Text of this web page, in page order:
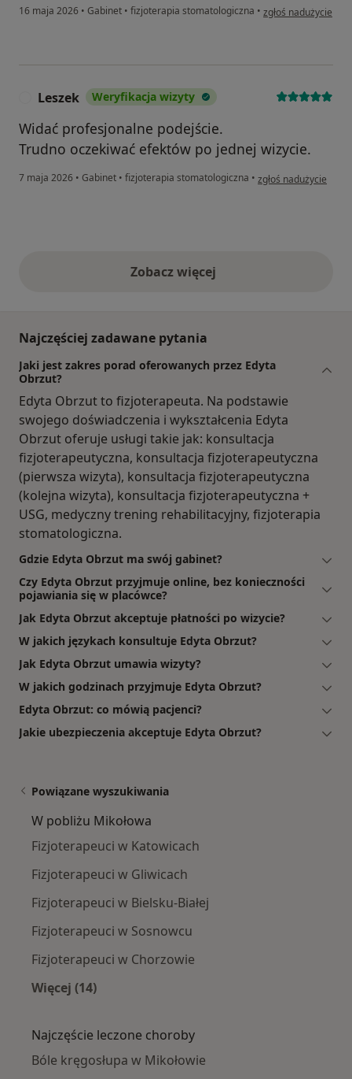
16 maja 2026 • Gabinet • fizjoterapia stomatologiczna • w opinii
zgłoś nadużycie
Leszek Weryfikacja wizyty
Widać profesjonalne podejście.
Trudno oczekiwać efektów po jednej wizycie.
7 maja 2026 • Gabinet • fizjoterapia stomatologiczna • w opinii użytkownika
zgłoś nadużycie
Zobacz więcejopinie powyżej
Najczęściej zadawane pytania
Jaki jest zakres porad oferowanych przez Edyta
Obrzut?
Edyta Obrzut to fizjoterapeuta. Na podstawie
swojego doświadczenia i wykształcenia Edyta
Obrzut oferuje usługi takie jak: konsultacja
fizjoterapeutyczna, konsultacja fizjoterapeutyczna
(pierwsza wizyta), konsultacja fizjoterapeutyczna
(kolejna wizyta), konsultacja fizjoterapeutyczna +
USG, medyczny trening rehabilitacyjny, fizjoterapia
stomatologiczna.
Gdzie Edyta Obrzut ma swój gabinet?
Czy Edyta Obrzut przyjmuje online, bez konieczności
pojawiania się w placówce?
Jak Edyta Obrzut akceptuje płatności po wizycie?
W jakich językach konsultuje Edyta Obrzut?
Jak Edyta Obrzut umawia wizyty?
W jakich godzinach przyjmuje Edyta Obrzut?
Edyta Obrzut: co mówią pacjenci?
Jakie ubezpieczenia akceptuje Edyta Obrzut?
Powiązane wyszukiwania
W pobliżu Mikołowa
Fizjoterapeuci w Katowicach
Fizjoterapeuci w Gliwicach
Fizjoterapeuci w Bielsku-Białej
Fizjoterapeuci w Sosnowcu
Fizjoterapeuci w Chorzowie
Więcej (14)
Najczęście leczone choroby
Bóle kręgosłupa w Mikołowie